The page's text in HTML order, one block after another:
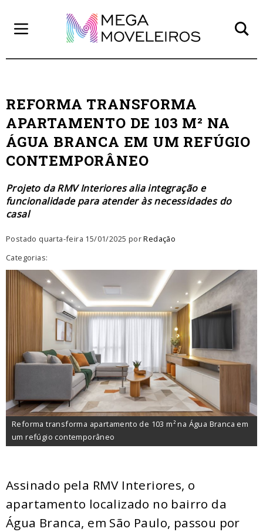
REFORMA TRANSFORMA
APARTAMENTO DE 103 M² NA
ÁGUA BRANCA EM UM REFÚGIO
CONTEMPORÂNEO
Projeto da RMV Interiores alia integração e
funcionalidade para atender às necessidades do
casal
Postado quarta-feira 15/01/2025 porRedação
Categorias:
Reforma transforma apartamento de 103 m² na Água Branca em
um refúgio contemporâneo
Assinado pela RMV Interiores, o
apartamento localizado no bairro da
Água Branca, em São Paulo, passou por